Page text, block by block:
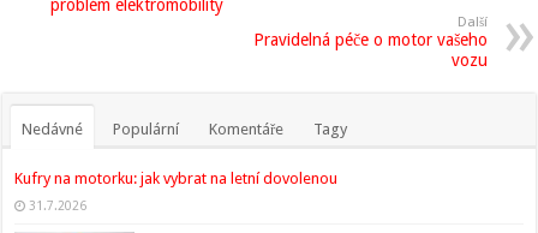
problém elektromobility
Další
Pravidelná péče o motor vašeho
vozu
Nedávné Populární Komentáře Tagy
Kufry na motorku: jak vybrat na letní dovolenou
31.7.2026